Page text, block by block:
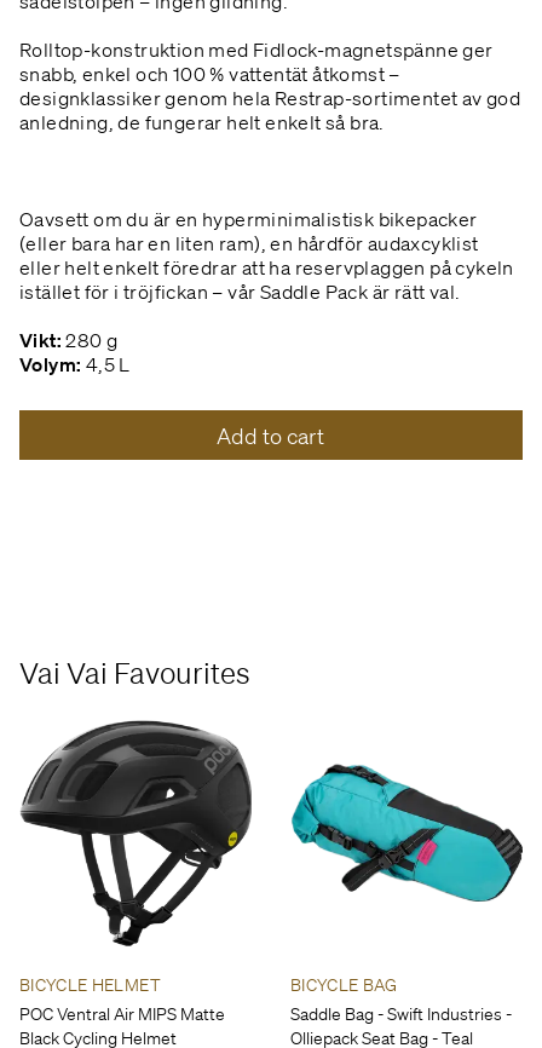
Rolltop-konstruktion med Fidlock-magnetspänne ger
snabb, enkel och 100 % vattentät åtkomst –
designklassiker genom hela Restrap-sortimentet av god
anledning, de fungerar helt enkelt så bra.
Oavsett om du är en hyperminimalistisk bikepacker
(eller bara har en liten ram), en hårdför audaxcyklist
eller helt enkelt föredrar att ha reservplaggen på cykeln
istället för i tröjfickan – vår Saddle Pack är rätt val.
Vikt: 280 g
Volym: 4,5 L
Add to cart
Vai Vai Favourites
BICYCLE HELMET
POC Ventral Air MIPS Matte
Black Cycling Helmet
BICYCLE BAG
Saddle Bag - Swift Industries -
Olliepack Seat Bag - Teal